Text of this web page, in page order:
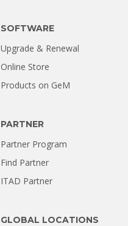
SOFTWARE
Upgrade & Renewal
Online Store
Products on GeM
PARTNER
Partner Program
Find Partner
ITAD Partner
GLOBAL LOCATIONS